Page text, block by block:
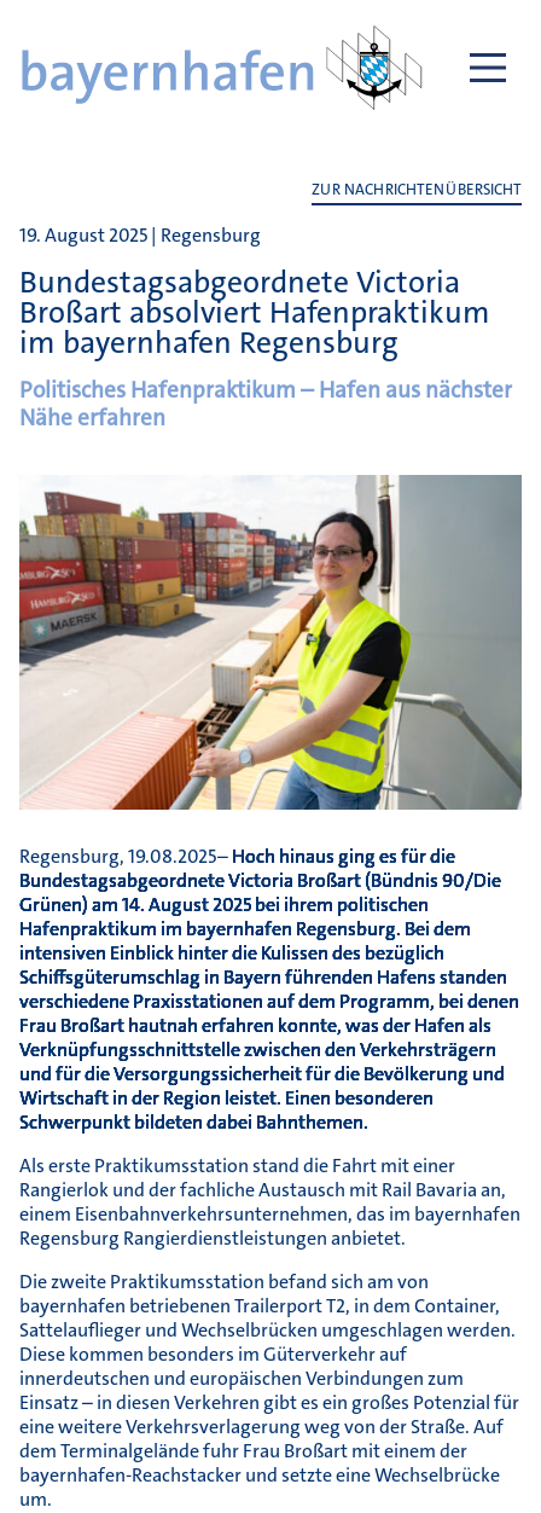
ZUR NACHRICHTENÜBERSICHT
19. August 2025 | Regensburg
Bundestagsabgeordnete Victoria
Broßart absolviert Hafenpraktikum
im bayernhafen Regensburg
Politisches Hafenpraktikum – Hafen aus nächster
Nähe erfahren
Regensburg, 19.08.2025–Hoch hinaus ging es für die
Bundestagsabgeordnete Victoria Broßart (Bündnis 90/Die
Grünen) am 14. August 2025 bei ihrem politischen
Hafenpraktikum im bayernhafen Regensburg. Bei dem
intensiven Einblick hinter die Kulissen des bezüglich
Schiffsgüterumschlag in Bayern führenden Hafens standen
verschiedene Praxis­stationen auf dem Programm, bei denen
Frau Broßart hautnah erfahren konnte, was der Hafen als
Verknüpfungsschnittstelle zwischen den Verkehrsträgern
und für die Versorgungssicherheit für die Bevölkerung und
Wirtschaft in der Region leistet. Einen besonderen
Schwerpunkt bildeten dabei Bahnthemen.
Als erste Praktikumsstation stand die Fahrt mit einer
Rangierlok und der fachliche Austausch mit Rail Bavaria an,
einem Eisenbahnverkehrsunternehmen, das im bayernhafen
Regensburg Rangierdienstleistungen anbietet.
Die zweite Praktikumsstation befand sich am von
bayernhafen betriebenen Trailerport T2, in dem Container,
Sattelauflieger und Wechselbrücken umgeschlagen werden.
Diese kommen besonders im Güterverkehr auf
innerdeutschen und euro­päischen Verbindungen zum
Einsatz – in diesen Verkehren gibt es ein großes Potenzial für
eine weitere Verkehrsverlagerung weg von der Straße. Auf
dem Terminalgelände fuhr Frau Broßart mit einem der
bayernhafen-Reachstacker und setzte eine Wechselbrücke
um.